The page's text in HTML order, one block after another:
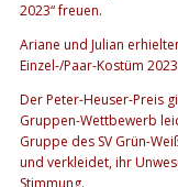
2023“ freuen.
Ariane und Julian
Einzel-/Paar-Kostüm
Der Peter-Heuser-Preis
Gruppen-Wettbewerb
Gruppe des SV Grün-
und verkleidet, ihr
Stimmung.